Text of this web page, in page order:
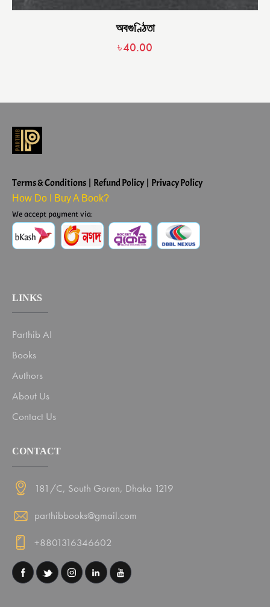
অবগুণ্ঠিতা
৳40.00
Terms & Conditions | Refund Policy | Privacy Policy
How Do I Buy A Book?
We accept payment via:
LINKS
Parthib AI
Books
Authors
About Us
Contact Us
CONTACT
181/C, South Goran, Dhaka 1219
parthibbooks@gmail.com
+8801316346602